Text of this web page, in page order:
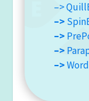
–>
–>
–>
–>
–>